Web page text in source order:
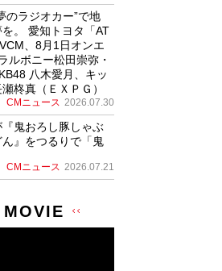
のラジオカー”で地
。 愛知トヨタ「AT
、8月1日オンエ
ルボニー松田崇弥・
八木愛月、キッ
柊真（ＥＸＰＧ）
CMニュース 2026.07.30
『鬼おろし豚しゃぶ
』をつるりで「鬼
CMニュース 2026.07.21